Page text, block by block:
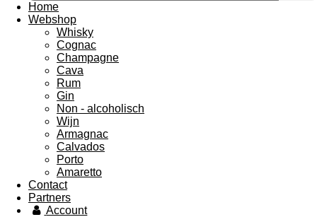
Home
Webshop
Whisky
Cognac
Champagne
Cava
Rum
Gin
Non - alcoholisch
Wijn
Armagnac
Calvados
Porto
Amaretto
Contact
Partners
Account